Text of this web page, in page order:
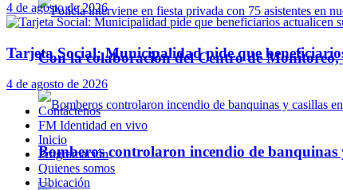
Con la colaboración del Centro de
Bomberos controlaron incendio de banquinas
4 de agosto de 2026
Tarjeta Social: Municipalidad pide que
4 de agosto de 2026
Contáctenos
FM Identidad en vivo
Inicio
Programación
Quienes somos
Ubicación